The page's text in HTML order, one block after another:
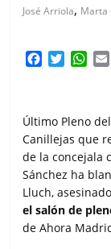
José Arriola, Marta
b
o
o
k
t
e
r
W
s
A
p
p
l
Último Pleno
Canillejas que
de la concejala
Sánchez ha
Lluch,
el salón de
de Ahora